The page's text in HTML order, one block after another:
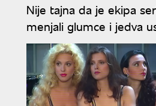
Nije tajna da je ekipa
menjali glumce i jedva